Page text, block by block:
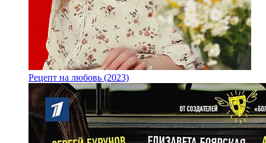
Рецепт на любовь (2023)